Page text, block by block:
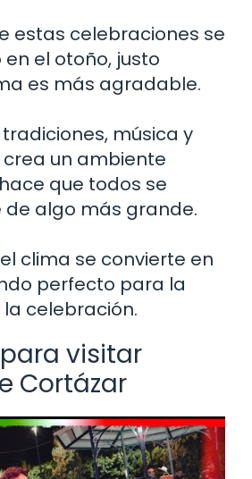
estas celebraciones se
el otoño, justo
es más agradable.
música y
un ambiente
que todos se
algo más grande.
clima se convierte en
perfecto para la
celebración.
visitar
Cortázar